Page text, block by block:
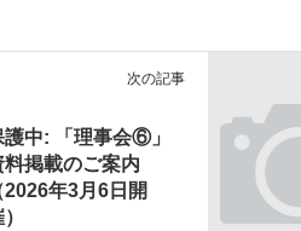
次の記事
護中: 「理事会⑥」
料掲載のご案内
2026年3月6日開